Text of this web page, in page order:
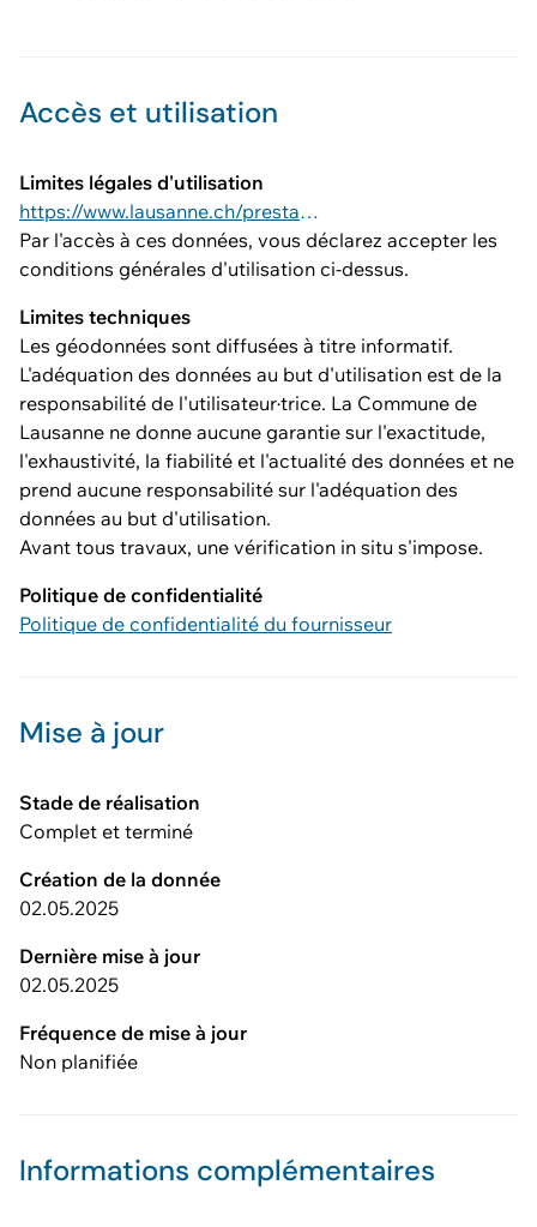
Accès et utilisation
Limites légales d'utilisation
https://www.lausanne.ch/prestations/cadastre/geodonnees-acquisition-utilisation.html#1-generalites-0
Par l'accès à ces données, vous déclarez accepter les
conditions générales d'utilisation ci-dessus.
Limites techniques
Les géodonnées sont diffusées à titre informatif.
L'adéquation des données au but d'utilisation est de la
responsabilité de l'utilisateur·trice. La Commune de
Lausanne ne donne aucune garantie sur l'exactitude,
l'exhaustivité, la fiabilité et l'actualité des données et ne
prend aucune responsabilité sur l'adéquation des
données au but d'utilisation.
Avant tous travaux, une vérification in situ s'impose.
Politique de confidentialité
Politique de confidentialité du fournisseur
Mise à jour
Stade de réalisation
Complet et terminé
Création de la donnée
02.05.2025
Dernière mise à jour
02.05.2025
Fréquence de mise à jour
Non planifiée
Informations complémentaires